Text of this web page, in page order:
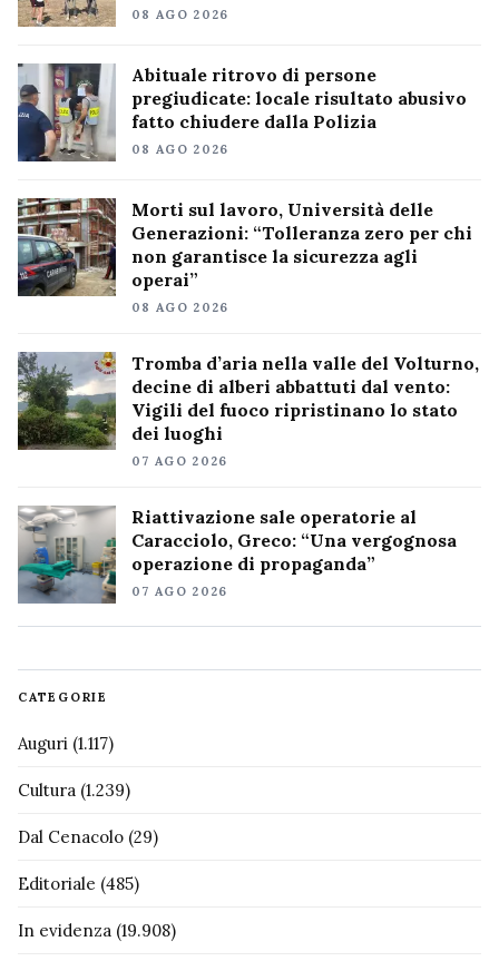
08 AGO 2026
Abituale ritrovo di persone
pregiudicate: locale risultato abusivo
fatto chiudere dalla Polizia
08 AGO 2026
Morti sul lavoro, Università delle
Generazioni: “Tolleranza zero per chi
non garantisce la sicurezza agli
operai”
08 AGO 2026
Tromba d’aria nella valle del Volturno,
decine di alberi abbattuti dal vento:
Vigili del fuoco ripristinano lo stato
dei luoghi
07 AGO 2026
Riattivazione sale operatorie al
Caracciolo, Greco: “Una vergognosa
operazione di propaganda”
07 AGO 2026
CATEGORIE
Auguri (1.117)
Cultura (1.239)
Dal Cenacolo (29)
Editoriale (485)
In evidenza (19.908)